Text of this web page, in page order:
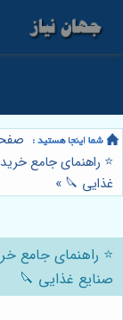
⭐️ راهنمای جامع
غذایی 🔪 »
⭐️ راهنمای جامع
صنایع غذایی 🔪